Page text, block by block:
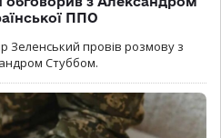
ППО
Зеленський провів розмову з
Стуббом.